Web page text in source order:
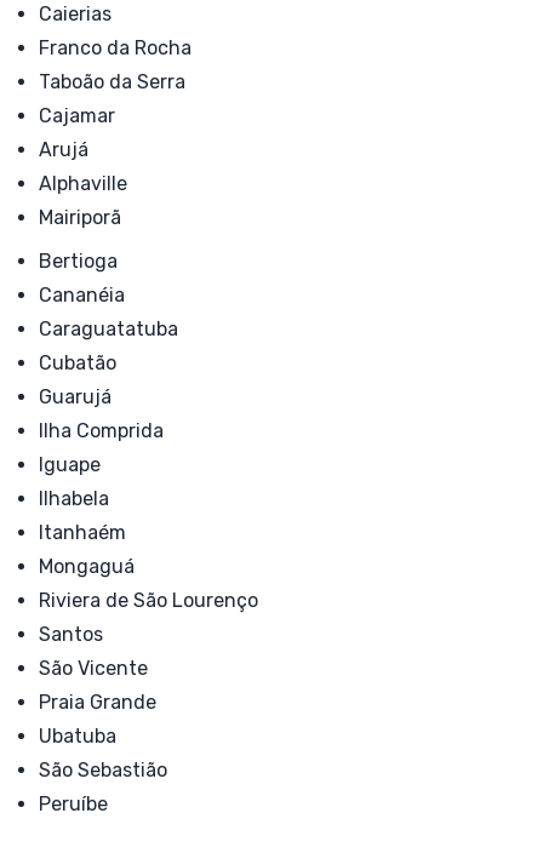
Caierias
Franco da Rocha
Taboão da Serra
Cajamar
Arujá
Alphaville
Mairiporã
Bertioga
Cananéia
Caraguatatuba
Cubatão
Guarujá
Ilha Comprida
Iguape
Ilhabela
Itanhaém
Mongaguá
Riviera de São Lourenço
Santos
São Vicente
Praia Grande
Ubatuba
São Sebastião
Peruíbe